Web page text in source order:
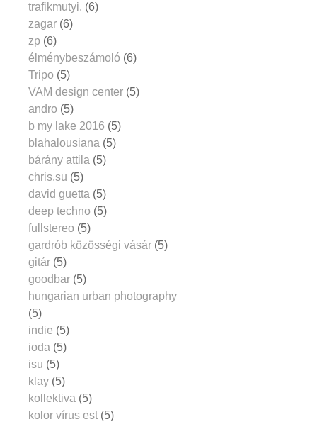
trafikmutyi. (6)
zagar (6)
zp (6)
élménybeszámoló (6)
Tripo (5)
VAM design center (5)
andro (5)
b my lake 2016 (5)
blahalousiana (5)
bárány attila (5)
chris.su (5)
david guetta (5)
deep techno (5)
fullstereo (5)
gardrób közösségi vásár (5)
gitár (5)
goodbar (5)
hungarian urban photography
(5)
indie (5)
ioda (5)
isu (5)
klay (5)
kollektiva (5)
kolor vírus est (5)